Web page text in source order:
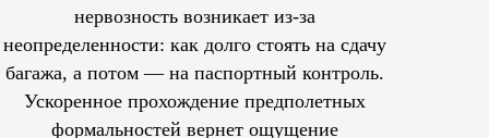
нервозность возникает из-за
неопределенности: как долго стоять на сдачу
багажа, а потом — на паспортный контроль.
Ускоренное прохождение предполетных
формальностей вернет ощущение